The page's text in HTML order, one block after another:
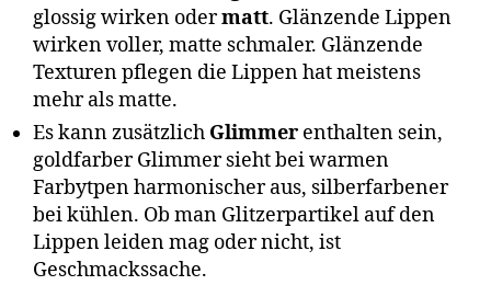
glossig wirken odermatt. Glänzende Lippen
wirken voller, matte schmaler. Glänzende
Texturen pflegen die Lippen hat meistens
mehr als matte.
Es kann zusätzlich Glimmer enthalten sein,
goldfarber Glimmer sieht bei warmen
Farbytpen harmonischer aus, silberfarbener
bei kühlen. Ob man Glitzerpartikel auf den
Lippen leiden mag oder nicht, ist
Geschmackssache.